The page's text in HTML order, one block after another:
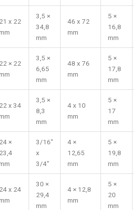
21 x 22
3,5 ×
34,8
mm
46 x 72
mm
5 ×
16,8
mm
22 × 22
3,5 ×
6,65
mm
48 x 76
mm
5 ×
17,8
mm
22 x 34
3,5 ×
8,3
mm
4 x 10
mm
5 ×
17
mm
24 ×
23,4
3/16″
x
3/4″
4 ×
12,65
mm
5 ×
19,8
mm
24 x 24
30 ×
29,4
mm
4 × 12,8
mm
5 ×
20
mm